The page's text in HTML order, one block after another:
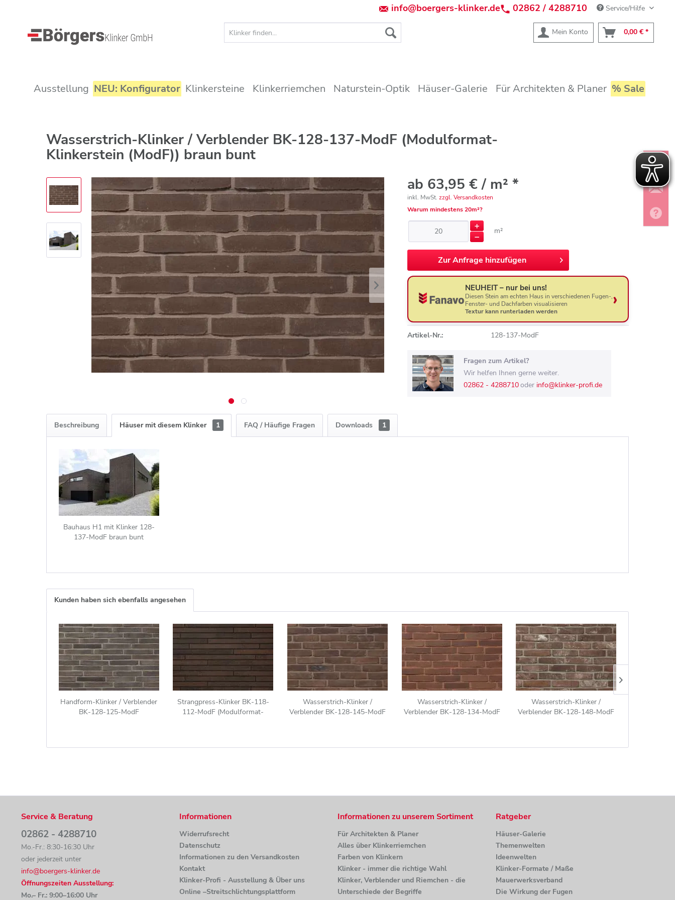
info@boergers-klinker.de 02862 / 4288710 Service/Hilfe
Mein Konto 0,00 € *
Ausstellung NEU: Konfigurator Klinkersteine Klinkerriemchen Naturstein-Optik Häuser-Galerie Für Architekten & Planer % Sale
Wasserstrich-Klinker / Verblender BK-128-137-ModF (Modulformat-
Klinkerstein (ModF)) braun bunt
ab 63,95 € / m² *
inkl. MwSt.zzgl. Versandkosten
Warum mindestens 20m²?
m²
ZurAnfrage hinzufügen
NEUHEIT – nur bei uns!
Diesen Stein am echten Haus in verschiedenen Fugen-,
Fenster- und Dachfarben visualisieren
Textur kann runterladen werden
Artikel-Nr.: 128-137-ModF
Fragen zum Artikel?
Wir helfen Ihnen gerne weiter.
02862 - 4288710oder info@klinker-profi.de
Beschreibung Häuser mit diesem Klinker 1 FAQ / Häufige Fragen Downloads 1
Bauhaus H1 mit Klinker 128-
137-ModF braun bunt
Kunden haben sich ebenfalls angesehen
Handform-Klinker / Verblender
BK-128-125-ModF
Strangpress-Klinker BK-118-
112-ModF (Modulformat-
Wasserstrich-Klinker /
Verblender BK-128-145-ModF
Wasserstrich-Klinker /
Verblender BK-128-134-ModF
Wasserstrich-Klinker /
Verblender BK-128-148-ModF
Service & Beratung
02862 - 4288710
Mo.-Fr.: 8:30-16:30 Uhr
oder jederzeit unter
info@boergers-klinker.de
Öffnungszeiten Ausstellung:
Mo.– Fr.: 9:00–16:00 Uhr
Informationen
Widerrufsrecht
Datenschutz
Informationen zu den Versandkosten
Kontakt
Klinker-Profi - Ausstellung & Über uns
Online –Streitschlichtungsplattform
Informationen zu unserem Sortiment
Für Architekten & Planer
Alles über Klinkerriemchen
Farben von Klinkern
Klinker - immer die richtige Wahl
Klinker, Verblender und Riemchen - die
Unterschiede der Begriffe
Ratgeber
Häuser-Galerie
Themenwelten
Ideenwelten
Klinker-Formate / Maße
Mauerwerksverband
Die Wirkung der Fugen